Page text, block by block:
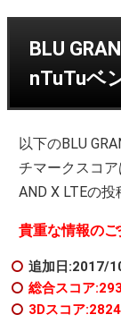
BLU
nTuTuベ
以下のBLU
チマークスコ
AND X LTEの
貴重な情報の
追加日:2017/
総合スコア
3Dスコア:2824